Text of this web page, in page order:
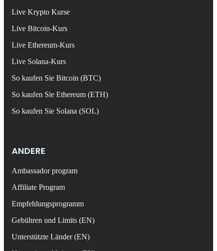
Live Krypto Kurse
Live Bitcoin-Kurs
Live Ethereum-Kurs
Live Solana-Kurs
So kaufen Sie Bitcoin (BTC)
So kaufen Sie Ethereum (ETH)
So kaufen Sie Solana (SOL)
ANDERE
Ambassador program
Affiliate Program
Empfehlungsprogramm
Gebühren und Limits (EN)
Unterstützte Länder (EN)